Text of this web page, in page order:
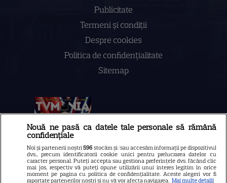
Publicitate
Termeni și condiții
Despre cookies
Politica de confidenţialitate
Sitemap
NUMĂRUL CURENT
ABONEAZA-TE LA REVISTĂ
Nouă ne pasă ca datele tale personale să rămână
confidențiale
Noi și partenerii noștri596 stocăm și/sau accesăm informații pe dispozitivul
dvs., precum identificatorii cookie unici pentru prelucrarea datelor cu
caracter personal. Puteți accepta sau gestiona preferințele dvs. făcând clic
mai jos, respectiv vă puteți opune utilizării unui interes legitim în orice
moment pe pagina cu politica de confidențialitate. Aceste alegeri vor fi
raportate partenerilor noștri și nu vă vor afecta navigarea. Mai multe detalii